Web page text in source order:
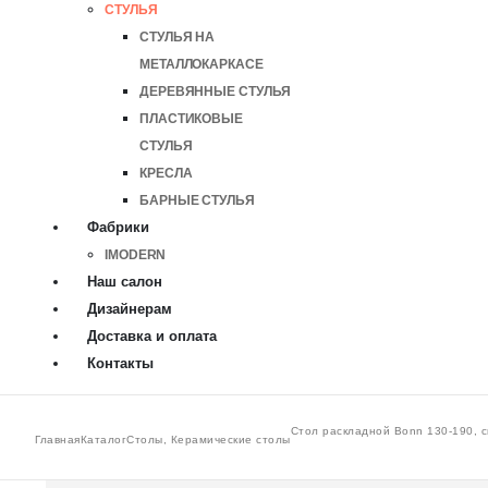
СТУЛЬЯ
СТУЛЬЯ НА
МЕТАЛЛОКАРКАСЕ
ДЕРЕВЯННЫЕ СТУЛЬЯ
ПЛАСТИКОВЫЕ
СТУЛЬЯ
КРЕСЛА
БАРНЫЕ СТУЛЬЯ
Фабрики
IMODERN
Наш салон
Дизайнерам
Доставка и оплата
Контакты
ГлавнаяКаталогСтолы Керамические столы
Стол раскладной Bonn 130-190,